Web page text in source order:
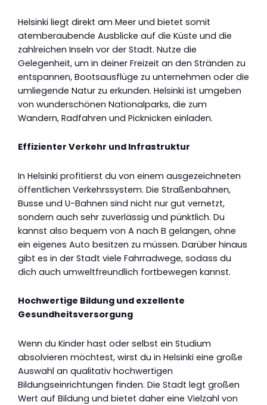
Helsinki liegt direkt am Meer und bietet somit
atemberaubende Ausblicke auf die Küste und die
zahlreichen Inseln vor der Stadt. Nutze die
Gelegenheit, um in deiner Freizeit an den Stränden zu
entspannen, Bootsausflüge zu unternehmen oder die
umliegende Natur zu erkunden. Helsinki ist umgeben
von wunderschönen Nationalparks, die zum
Wandern, Radfahren und Picknicken einladen.
Effizienter Verkehr und Infrastruktur
In Helsinki profitierst du von einem ausgezeichneten
öffentlichen Verkehrssystem. Die Straßenbahnen,
Busse und U-Bahnen sind nicht nur gut vernetzt,
sondern auch sehr zuverlässig und pünktlich. Du
kannst also bequem von A nach B gelangen, ohne
ein eigenes Auto besitzen zu müssen. Darüber hinaus
gibt es in der Stadt viele Fahrradwege, sodass du
dich auch umweltfreundlich fortbewegen kannst.
Hochwertige Bildung und exzellente
Gesundheitsversorgung
Wenn du Kinder hast oder selbst ein Studium
absolvieren möchtest, wirst du in Helsinki eine große
Auswahl an qualitativ hochwertigen
Bildungseinrichtungen finden. Die Stadt legt großen
Wert auf Bildung und bietet daher eine Vielzahl von